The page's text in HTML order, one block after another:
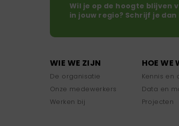
Wil je op de hoogte blijven
in jouw regio? Schrijf je
WIE WE ZIJN
De organisatie
Onze medewerkers
Werken bij
HOE WE
Kennis en
Data en
Projecten